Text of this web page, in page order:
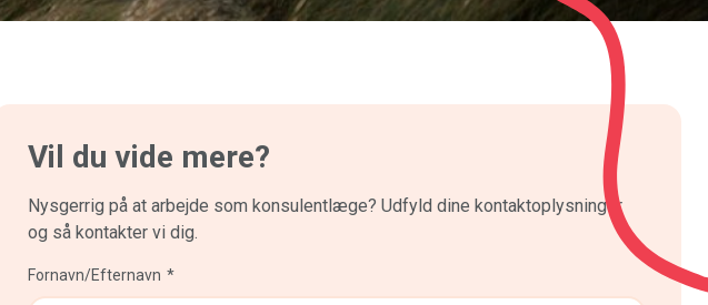
Vil du vide mere?
Nysgerrig på at arbejde som konsulentlæge? Udfyld dine kontaktoplysninger
og så kontakter vi dig.
Fornavn/Efternavn